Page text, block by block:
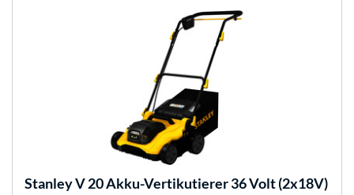
StanleyV 20 Akku-Vertikutierer 36 Volt (2x18V)